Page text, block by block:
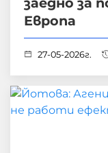
Европа
27-05-2026г.